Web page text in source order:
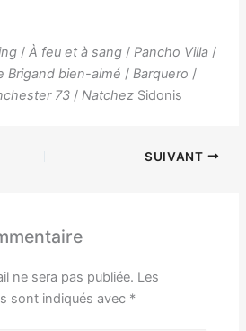
/À feu et à sang /Pancho Villa /
Brigand bien-aimé /Barquero /
73 /Natchez Sidonis
SUIVANT
ne sera pas publiée. Les
sont indiqués avec *